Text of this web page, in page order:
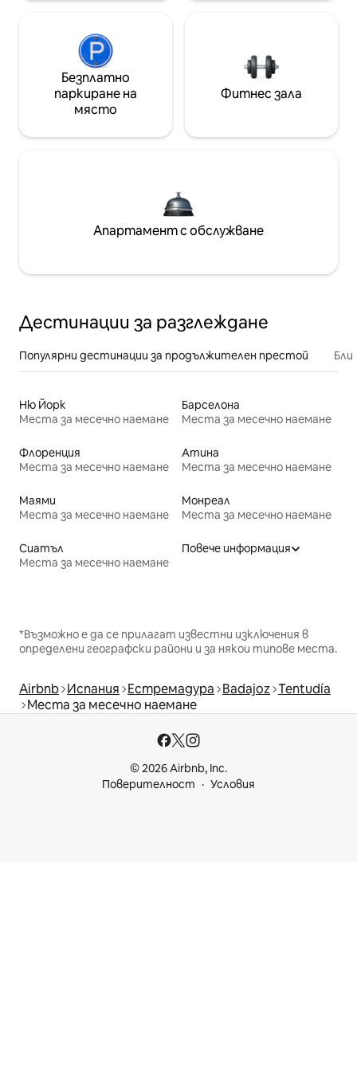
Безплатно
паркиране на
място
Фитнес зала
Апартамент с обслужване
Дестинации за разглеждане
Популярни дестинации за продължителен престой
Ню Йорк
Места за месечно наемане
Барселона
Места за месечно наемане
Флоренция
Места за месечно наемане
Атина
Места за месечно наемане
Маями
Места за месечно наемане
Монреал
Места за месечно наемане
Сиатъл
Места за месечно наемане
Повече информация
*Възможно е да се прилагат известни изключения в
определени географски райони и за някои типове места.
Airbnb Испания Естремадура Badajoz Tentudía
Места за месечно наемане
© 2026 Airbnb, Inc.
Поверителност
Условия